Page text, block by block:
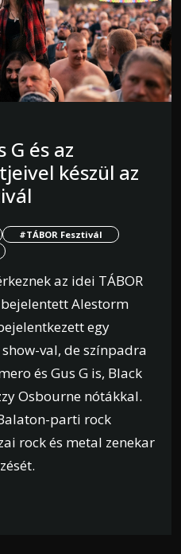
G és az
készül az
#TÁBOR Fesztivál
az idei TÁBOR
Alestorm
egy
val, de színpadra
és Gus G is, Black
Osbourne nótákkal.
parti rock
rock és metal zenekar